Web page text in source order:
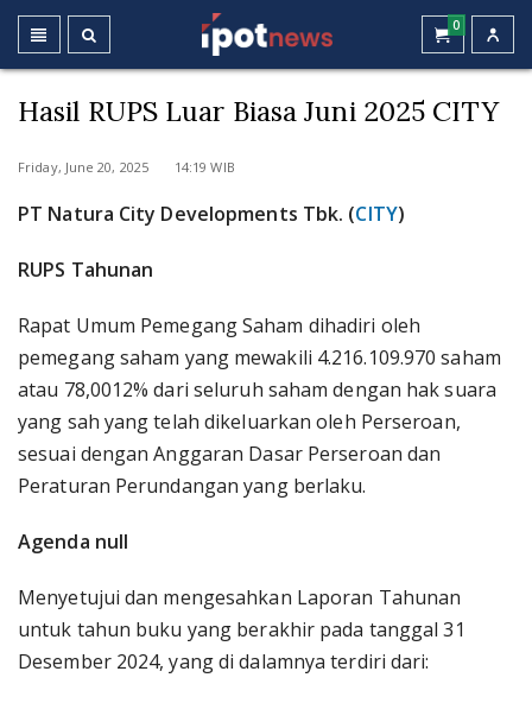
0
Hasil RUPS Luar Biasa Juni 2025 CITY
Friday, June 20, 2025 14:19 WIB
PT Natura City Developments Tbk. (CITY)
RUPS Tahunan
Rapat Umum Pemegang Saham dihadiri oleh
pemegang saham yang mewakili 4.216.109.970 saham
atau 78,0012% dari seluruh saham dengan hak suara
yang sah yang telah dikeluarkan oleh Perseroan,
sesuai dengan Anggaran Dasar Perseroan dan
Peraturan Perundangan yang berlaku.
Agenda null
Menyetujui dan mengesahkan Laporan Tahunan
untuk tahun buku yang berakhir pada tanggal 31
Desember 2024, yang di dalamnya terdiri dari: